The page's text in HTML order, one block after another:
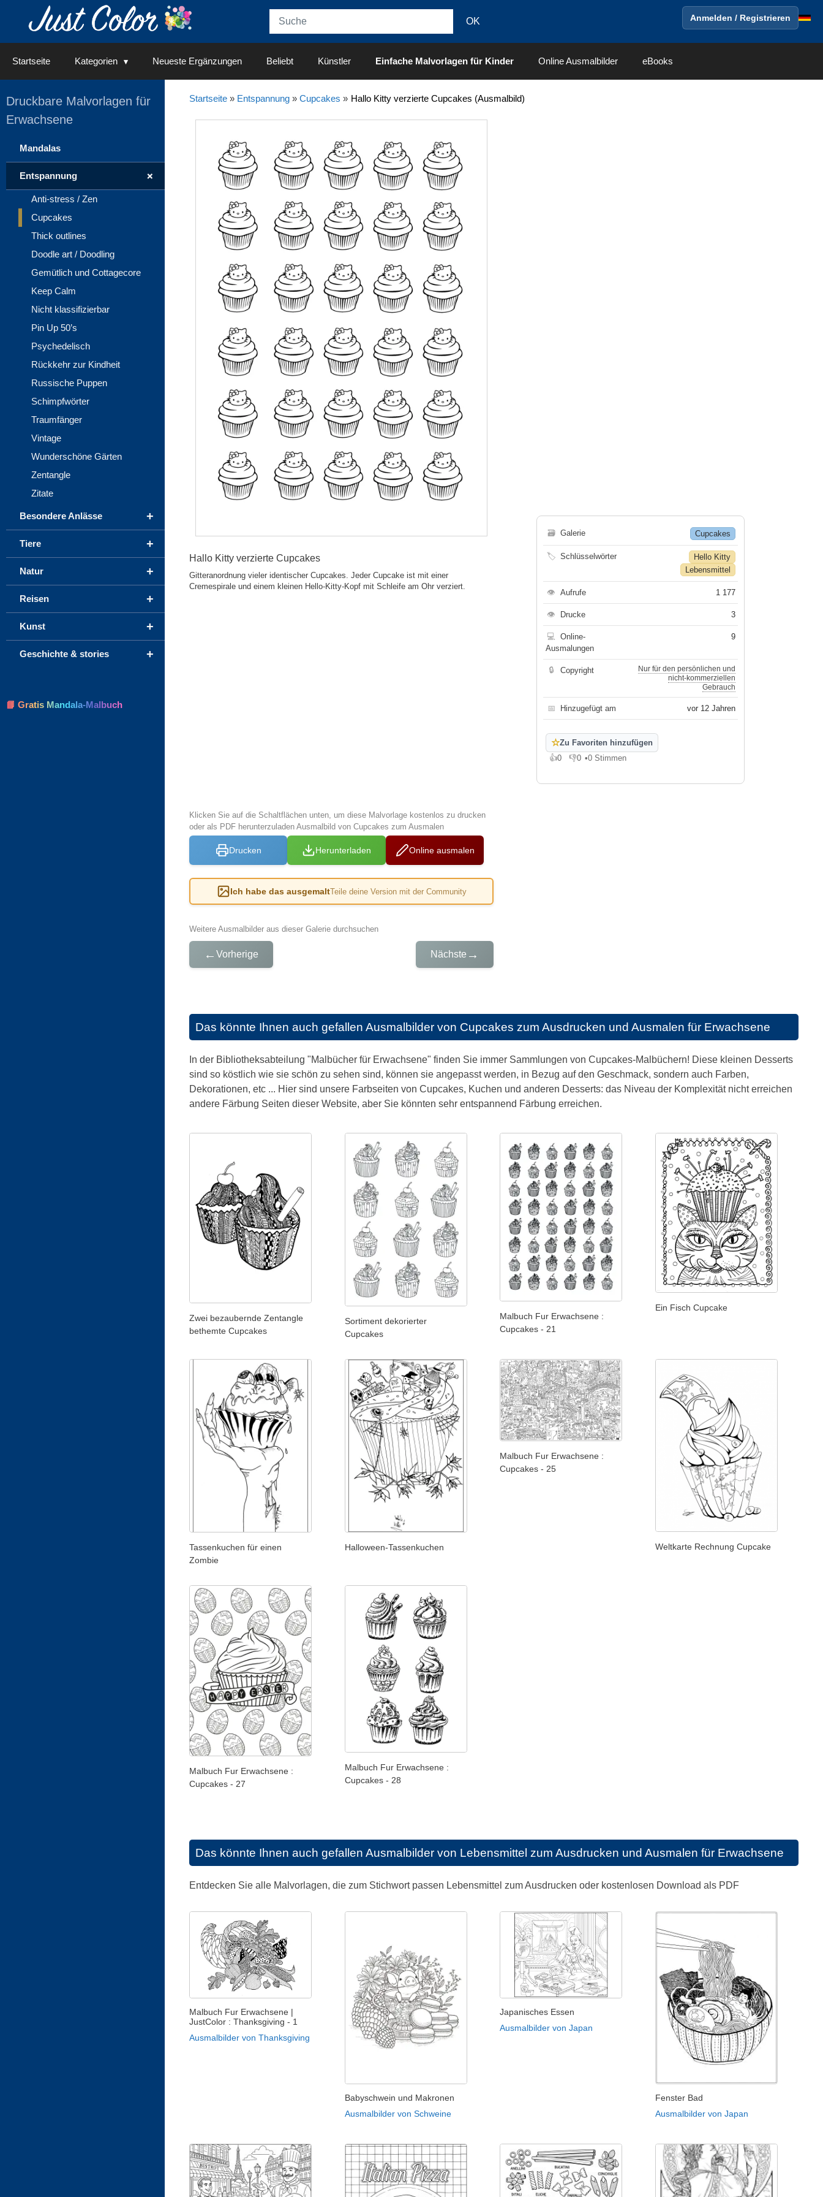
Anmelden / Registrieren
Startseite Kategorien Neueste Ergänzungen Beliebt Künstler Einfache Malvorlagen für Kinder Online Ausmalbilder eBooks
Startseite» Entspannung» Cupcakes » Hallo Kitty verzierte Cupcakes (Ausmalbild)
Hallo Kitty verzierte Cupcakes
Gitteranordnung vieler identischer Cupcakes. Jeder Cupcake ist mit einer
Cremespirale und einem kleinen Hello-Kitty-Kopf mit Schleife am Ohr verziert.
Klicken Sie auf die Schaltflächen unten, um diese Malvorlage kostenlos zu drucken
oder als PDF herunterzuladen Ausmalbild von Cupcakes zum Ausmalen
Drucken Herunterladen Online ausmalen
Ich habe das ausgemaltTeile deine Version mit der Community
Weitere Ausmalbilder aus dieser Galerie durchsuchen
← Vorherige Nächste →
🗃 Galerie Cupcakes
🏷 Schlüsselwörter
Hello Kitty
Lebensmittel
👁 Aufrufe 1 177
👁 Drucke 3
💻
Online-
Ausmalungen
9
🔒 Copyright
Nur für den persönlichen und
nicht-kommerziellen
Gebrauch
📅 Hinzugefügt am vor 12 Jahren
☆Zu Favoriten hinzufügen
👍0
Gefällt mir
👎0
Gefällt mir nicht
•0 Stimmen
Das könnte Ihnen auch gefallen Ausmalbilder von Cupcakes zum Ausdrucken und Ausmalen für Erwachsene
In der Bibliotheksabteilung "Malbücher für Erwachsene" finden Sie immer Sammlungen von Cupcakes-Malbüchern! Diese kleinen Desserts
sind so köstlich wie sie schön zu sehen sind, können sie angepasst werden, in Bezug auf den Geschmack, sondern auch Farben,
Dekorationen, etc ... Hier sind unsere Farbseiten von Cupcakes, Kuchen und anderen Desserts: das Niveau der Komplexität nicht erreichen
andere Färbung Seiten dieser Website, aber Sie könnten sehr entspannend Färbung erreichen.
Zwei bezaubernde Zentangle
bethemte Cupcakes
Sortiment dekorierter
Cupcakes
Malbuch Fur Erwachsene :
Cupcakes - 21
Ein Fisch Cupcake
Tassenkuchen für einen
Zombie
Halloween-Tassenkuchen
Malbuch Fur Erwachsene :
Cupcakes - 25
Weltkarte Rechnung Cupcake
Malbuch Fur Erwachsene :
Cupcakes - 27
Malbuch Fur Erwachsene :
Cupcakes - 28
Das könnte Ihnen auch gefallen Ausmalbilder von Lebensmittel zum Ausdrucken und Ausmalen für Erwachsene
Entdecken Sie alle Malvorlagen, die zum Stichwort passen Lebensmittel zum Ausdrucken oder kostenlosen Download als PDF
Malbuch Fur Erwachsene |
JustColor : Thanksgiving - 1
Ausmalbilder von Thanksgiving
Babyschwein und Makronen
Ausmalbilder von Schweine
Japanisches Essen
Ausmalbilder von Japan
Fenster Bad
Ausmalbilder von Japan
Druckbare Malvorlagen für
Erwachsene
Mandalas
+
Entspannung
Anti-stress / Zen
Cupcakes
Thick outlines
Doodle art / Doodling
Gemütlich und Cottagecore
Keep Calm
Nicht klassifizierbar
Pin Up 50’s
Psychedelisch
Rückkehr zur Kindheit
Russische Puppen
Schimpfwörter
Traumfänger
Vintage
Wunderschöne Gärten
Zentangle
Zitate
+
Besondere Anlässe
+
Tiere
+
Natur
+
Reisen
+
Kunst
+
Geschichte & stories
📘 Gratis Mandala-Malbuch